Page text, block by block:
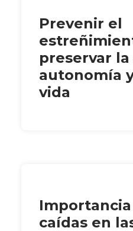
Prevenir el
preservar
autonomía
vida
caídas en